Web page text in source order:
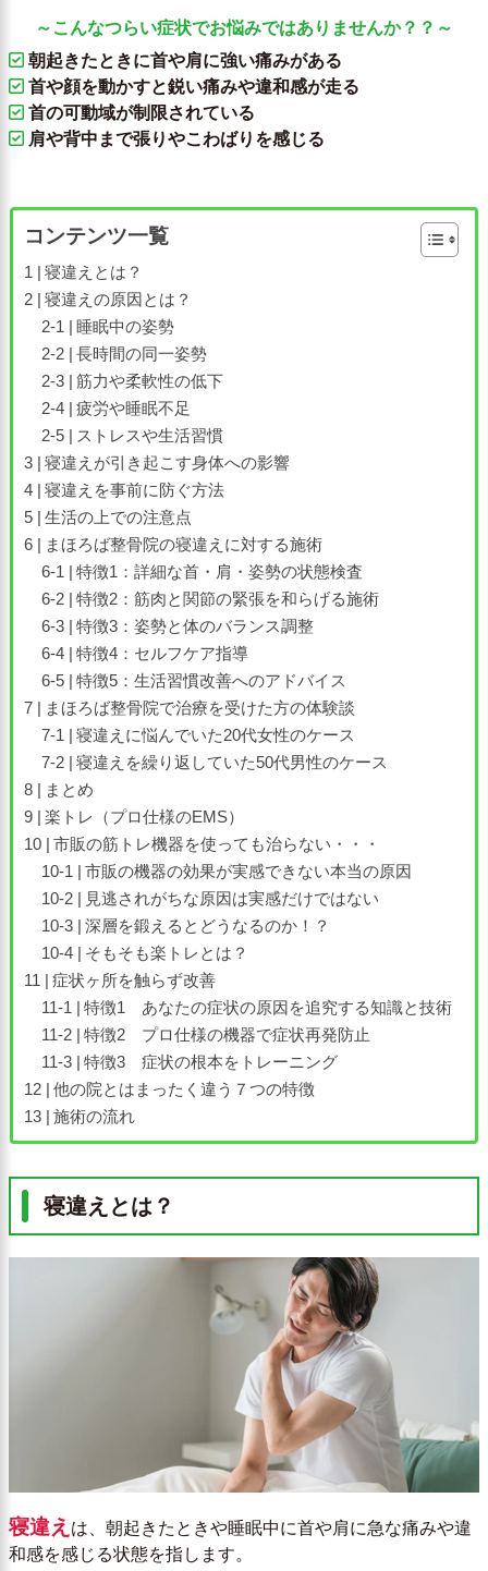
～こんなつらい症状でお悩みではありませんか？？～
朝起きたときに首や肩に強い痛みがある
首や顔を動かすと鋭い痛みや違和感が走る
首の可動域が制限されている
肩や背中まで張りやこわばりを感じる
コンテンツ一覧
寝違えとは？
寝違えの原因とは？
睡眠中の姿勢
長時間の同一姿勢
筋力や柔軟性の低下
疲労や睡眠不足
ストレスや生活習慣
寝違えが引き起こす身体への影響
寝違えを事前に防ぐ方法
生活の上での注意点
まほろば整骨院の寝違えに対する施術
特徴1：詳細な首・肩・姿勢の状態検査
特徴2：筋肉と関節の緊張を和らげる施術
特徴3：姿勢と体のバランス調整
特徴4：セルフケア指導
特徴5：生活習慣改善へのアドバイス
まほろば整骨院で治療を受けた方の体験談
寝違えに悩んでいた20代女性のケース
寝違えを繰り返していた50代男性のケース
まとめ
楽トレ（プロ仕様のEMS）
市販の筋トレ機器を使っても治らない・・・
市販の機器の効果が実感できない本当の原因
見逃されがちな原因は実感だけではない
深層を鍛えるとどうなるのか！？
そもそも楽トレとは？
症状ヶ所を触らず改善
特徴1 あなたの症状の原因を追究する知識と技術
特徴2 プロ仕様の機器で症状再発防止
特徴3 症状の根本をトレーニング
他の院とはまったく違う７つの特徴
施術の流れ
寝違えとは？
寝違え は、朝起きたときや睡眠中に首や肩に急な痛みや違
和感を感じる状態を指します。